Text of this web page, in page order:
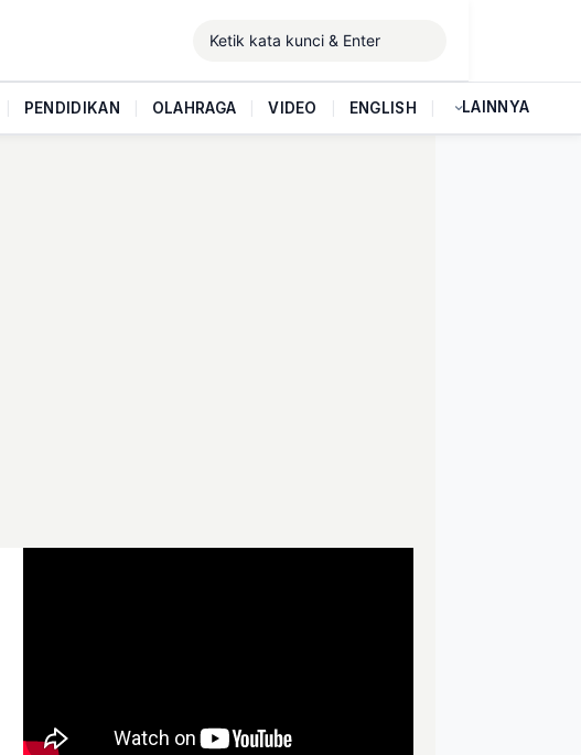
PENDIDIKAN OLAHRAGA VIDEO ENGLISH LAINNYA